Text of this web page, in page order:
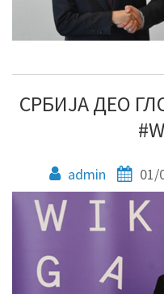
СРБИЈА ДЕО
admin 01/